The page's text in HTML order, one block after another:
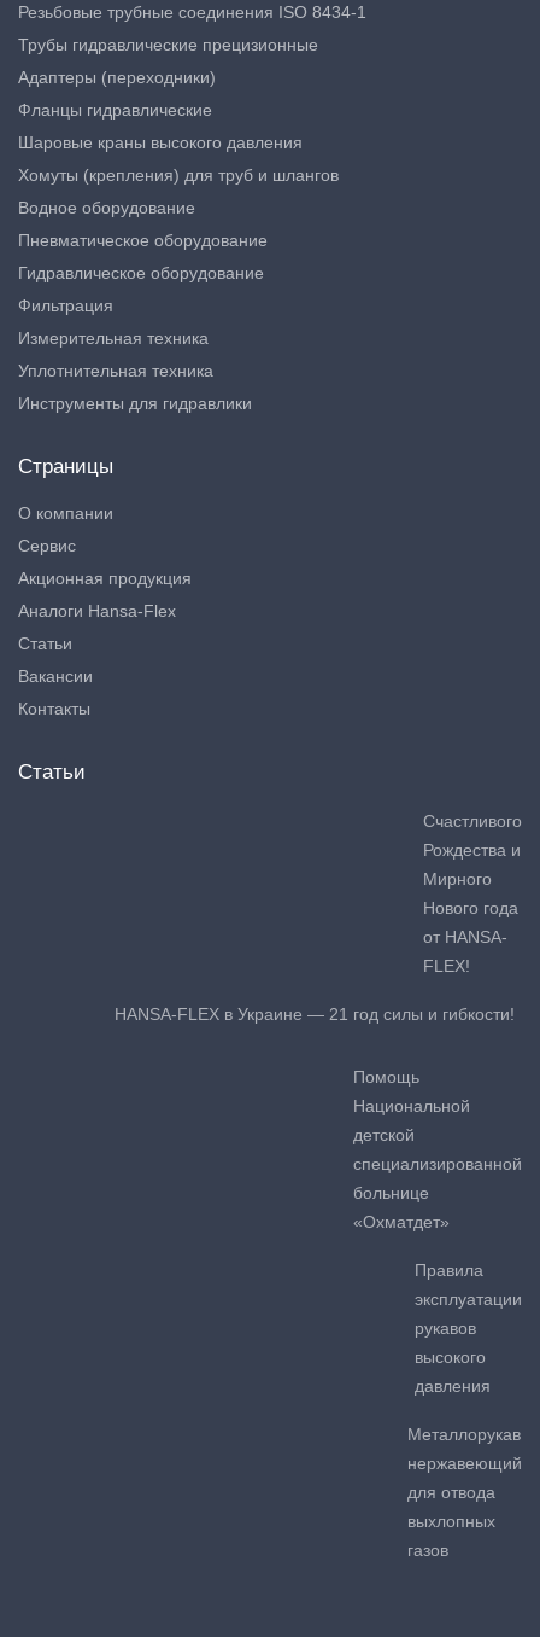
Резьбовые трубные соединения ISO 8434-1
Трубы гидравлические прецизионные
Адаптеры (переходники)
Фланцы гидравлические
Шаровые краны высокого давления
Хомуты (крепления) для труб и шлангов
Водное оборудование
Пневматическое оборудование
Гидравлическое оборудование
Фильтрация
Измерительная техника
Уплотнительная техника
Инструменты для гидравлики
Страницы
О компании
Сервис
Акционная продукция
Аналоги Hansa-Flex
Статьи
Вакансии
Контакты
Статьи
Счастливого
Рождества и
Мирного
Нового года
от HANSA-
FLEX!
HANSA-FLEX в Украине — 21 год силы и гибкости!
Помощь
Национальной
детской
специализированной
больнице
«Охматдет»
Правила
эксплуатации
рукавов
высокого
давления
Металлорукав
нержавеющий
для отвода
выхлопных
газов